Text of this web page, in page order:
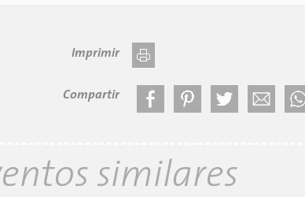
Imprimir
Compartir
similares